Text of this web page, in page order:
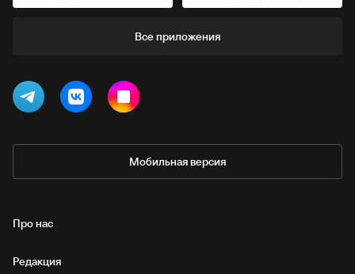
Все приложения
Мобильная версия
Про нас
Редакция